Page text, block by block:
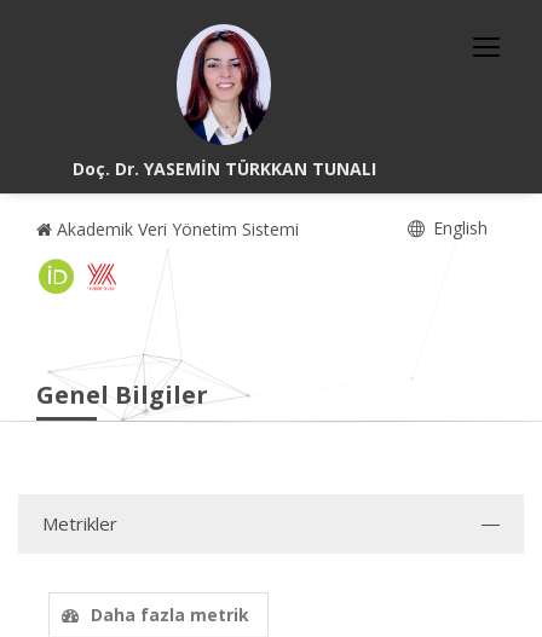
Doç. Dr. YASEMİN TÜRKKAN TUNALI
Akademik Veri Yönetim Sistemi English
Genel Bilgiler
Metrikler
Daha fazla metrik